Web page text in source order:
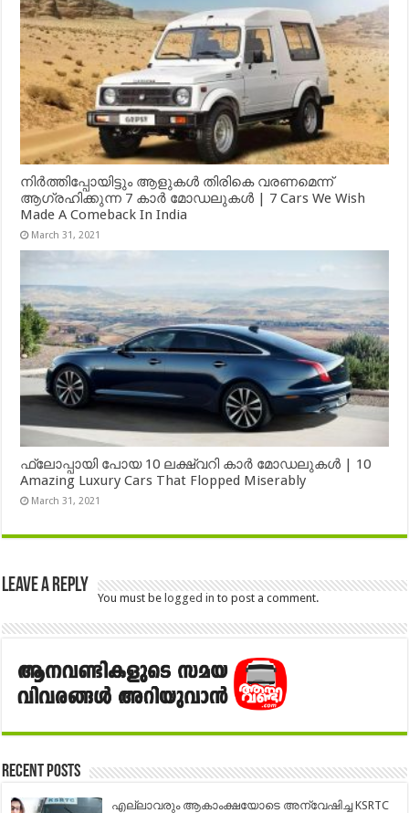
നിർത്തിപ്പോയിട്ടും ആളുകൾ തിരികെ വരണമെന്ന്
ആഗ്രഹിക്കുന്ന 7 കാർ മോഡലുകൾ | 7 Cars We Wish
Made A Comeback In India
March 31, 2021
ഫ്ലോപ്പായി പോയ 10 ലക്ഷ്വറി കാർ മോഡലുകൾ | 10
Amazing Luxury Cars That Flopped Miserably
March 31, 2021
Leave a Reply
You must belogged in to post a comment.
Recent Posts
എല്ലാവരും ആകാംക്ഷയോടെ അന്വേഷിച്ച KSRTC